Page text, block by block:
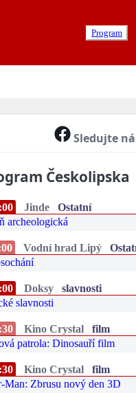
Program
Sledujte
Českolipska
Jinde
Ostatní
archeologická
Vodní hrad Lipý
Doksy
slavnosti
slavnosti
Kino Crystal
film
patrola: Dinosauří film
Kino Crystal
film
Man: Zbrusu nový den 3D